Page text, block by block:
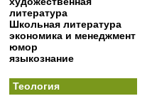
литература
Школьная литература
экономика и менеджмент
юмор
языкознание
Теология